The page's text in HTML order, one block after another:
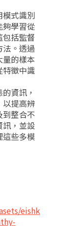
式識別
夠學習從
包括監督
。透過
量的樣本
特徵中識
資訊，
以提高辨
到整合不
訊，並設
這些多模
eishk